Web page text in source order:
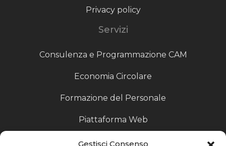
Gestisci Consenso
Privacy policy
Servizi
Consulenza e Programmazione CAM
Economia Circolare
Formazione del Personale
Piattaforma Web
Scouting fornitori